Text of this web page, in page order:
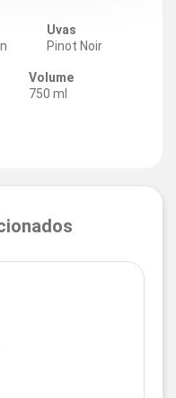
Uvas
Pinot Noir
Volume
750 ml